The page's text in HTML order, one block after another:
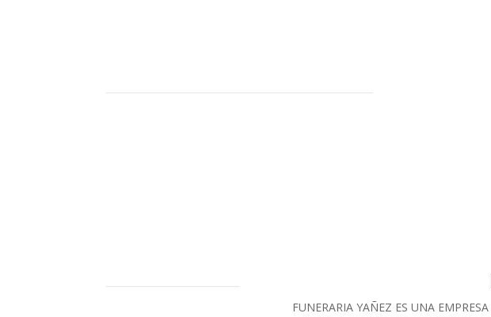
FUNERARIA YAÑEZ ES UNA